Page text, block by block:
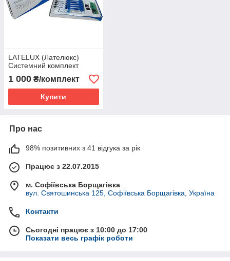
LATELUX (Лателюкс)
Системний комплект
1 000 ₴/комплект
Купити
Про нас
98% позитивних з 41 відгука за рік
Працює з 22.07.2015
м. Софіївська Борщагівка
вул. Святошинська 125, Софіївська Борщагівка, Україна
Контакти
Сьогодні працює з 10:00 до 17:00
Показати весь графік роботи